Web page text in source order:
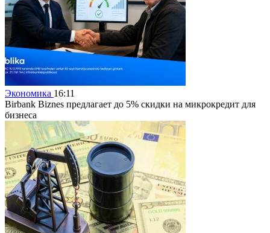
Экономика 16:11
Birbank Biznes предлагает до 5% скидки на микрокредит для
бизнеса